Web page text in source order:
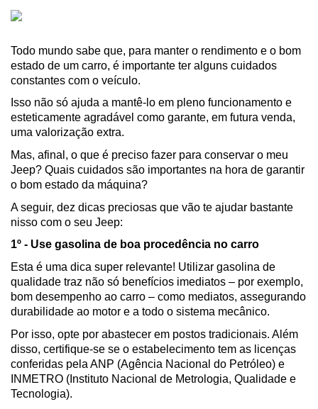
Todo mundo sabe que, para manter o rendimento e o bom
estado de um carro, é importante ter alguns cuidados
constantes com o veículo.
Isso não só ajuda a mantê-lo em pleno funcionamento e
esteticamente agradável como garante, em futura venda,
uma valorização extra.
Mas, afinal, o que é preciso fazer para conservar o meu
Jeep? Quais cuidados são importantes na hora de garantir
o bom estado da máquina?
A seguir, dez dicas preciosas que vão te ajudar bastante
nisso com o seu Jeep:
1º - Use gasolina de boa procedência no carro
Esta é uma dica super relevante! Utilizar gasolina de
qualidade traz não só benefícios imediatos – por exemplo,
bom desempenho ao carro – como mediatos, assegurando
durabilidade ao motor e a todo o sistema mecânico.
Por isso, opte por abastecer em postos tradicionais. Além
disso, certifique-se se o estabelecimento tem as licenças
conferidas pela ANP (Agência Nacional do Petróleo) e
INMETRO (Instituto Nacional de Metrologia, Qualidade e
Tecnologia).